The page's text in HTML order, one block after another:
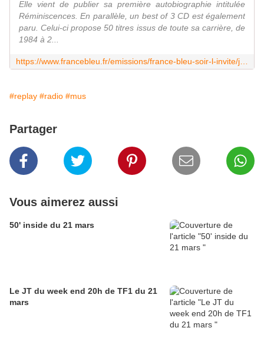
Elle vient de publier sa première autobiographie intitulée
Réminiscences. En parallèle, un best of 3 CD est également
paru. Celui-ci propose 50 titres issus de toute sa carrière, de
1984 à 2...
#replay #radio #mus
Partager
Vous aimerez aussi
50' inside du 21 mars
Le JT du week end 20h de TF1 du 21
mars